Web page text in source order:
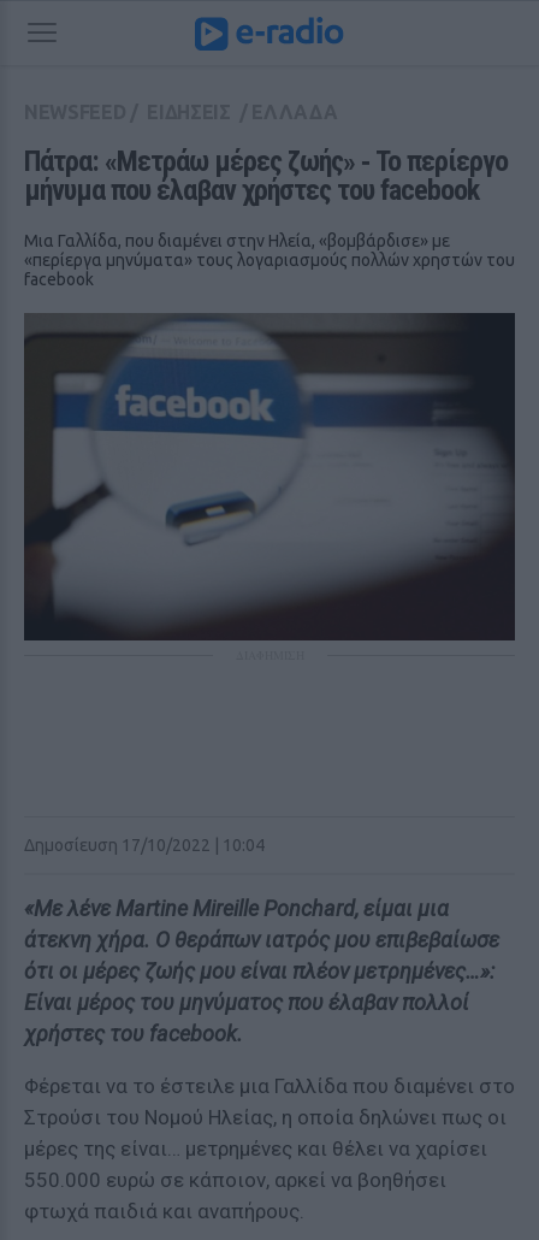
Πάτρα: «Μετράω μέρες ζωής» ‑ Το περίεργο
μήνυμα που έλαβαν χρήστες του facebook
Μια Γαλλίδα, που διαμένει στην Ηλεία, «βομβάρδισε» με
«περίεργα μηνύματα» τους λογαριασμούς πολλών χρηστών του
facebook
Δημοσίευση 17/10/2022 | 10:04
«Με λένε Martine Mireille Ponchard, είμαι μια
άτεκνη χήρα. Ο θεράπων ιατρός μου επιβεβαίωσε
ότι οι μέρες ζωής μου είναι πλέον μετρημένες…»:
Είναι μέρος του μηνύματος που έλαβαν πολλοί
χρήστες του facebook.
Φέρεται να το έστειλε μια Γαλλίδα που διαμένει στο
Στρούσι του Νομού Ηλείας, η οποία δηλώνει πως οι
μέρες της είναι… μετρημένες και θέλει να χαρίσει
550.000 ευρώ σε κάποιον, αρκεί να βοηθήσει
φτωχά παιδιά και αναπήρους.